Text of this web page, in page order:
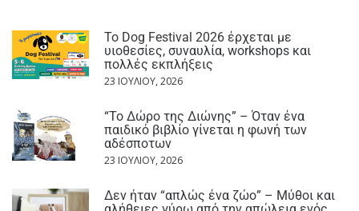
Το Dog Festival 2026 έρχεται με
υιοθεσίες, συναυλία, workshops και
πολλές εκπλήξεις
23 ΙΟΥΛΊΟΥ, 2026
“Το Δώρο της Διώνης” – Όταν ένα
παιδικό βιβλίο γίνεται η φωνή των
αδέσποτων
23 ΙΟΥΛΊΟΥ, 2026
Δεν ήταν “απλώς ένα ζώο” – Μύθοι και